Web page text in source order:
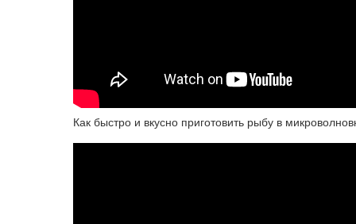
Как быстро и вкусно приготовить рыбу в